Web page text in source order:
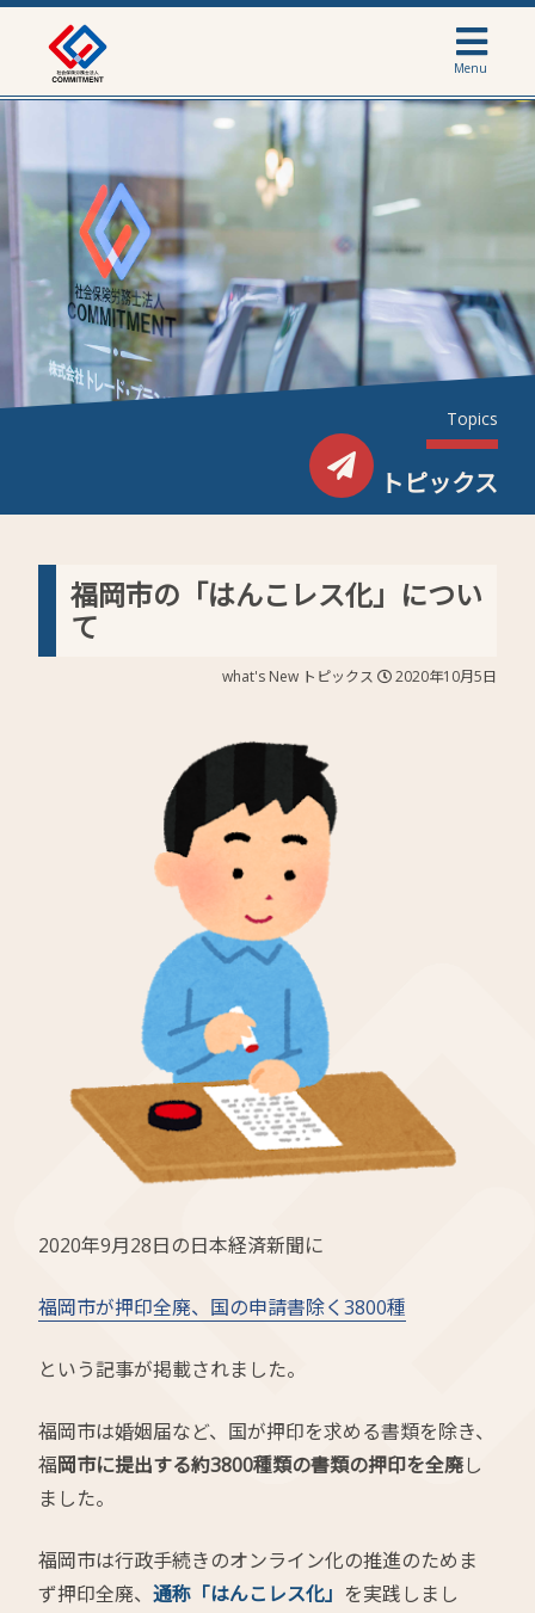
Menu
Topics
トピックス
福岡市の「はんこレス化」につい
て
what's New トピックス 2020年10月5日
2020年9月28日の日本経済新聞に
福岡市が押印全廃、国の申請書除く3800種
という記事が掲載されました。
福岡市は婚姻届など、国が押印を求める書類を除き、
福岡市に提出する約3800種類の書類の押印を全廃し
ました。
福岡市は行政手続きのオンライン化の推進のためま
ず押印全廃、通称「はんこレス化」 を実践しまし